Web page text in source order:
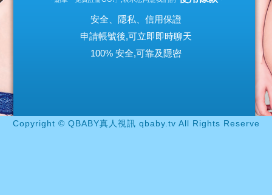
安全、隱私、信用保證
申請帳號後,可立即即時聊天
100% 安全,可靠及隱密
Copyright © QBABY真人視訊 qbaby.tv All Rights Reserve